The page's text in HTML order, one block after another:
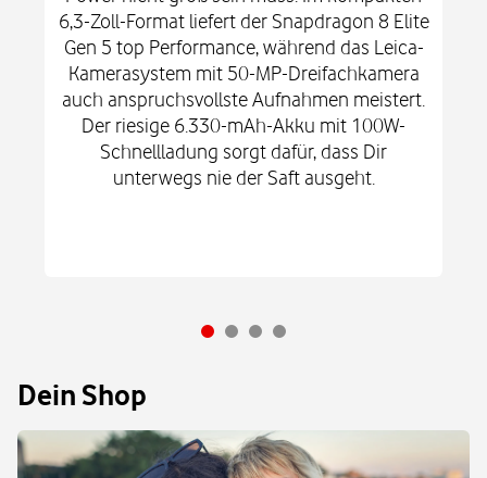
6,3-Zoll-Format liefert der Snapdragon 8 Elite
Gen 5 top Performance, während das Leica-
Kamerasystem mit 50-MP-Dreifachkamera
auch anspruchsvollste Aufnahmen meistert.
Der riesige 6.330-mAh-Akku mit 100W-
Schnellladung sorgt dafür, dass Dir
unterwegs nie der Saft ausgeht.
Dein Shop